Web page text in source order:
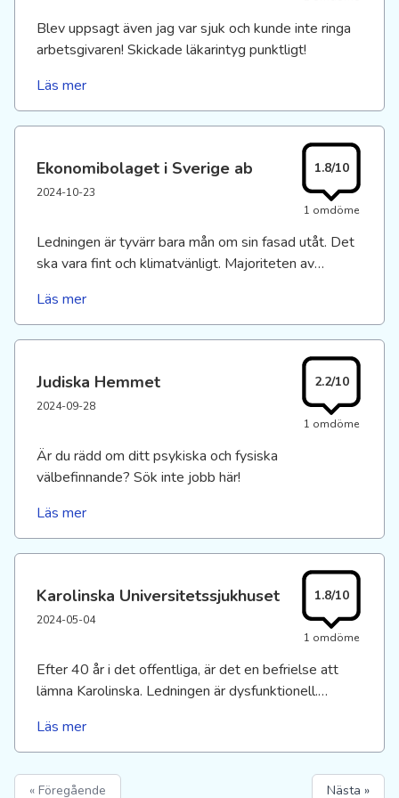
Blev uppsagt även jag var sjuk och kunde inte ringa
arbetsgivaren! Skickade läkarintyg punktligt!
Läs mer
Ekonomibolaget i Sverige ab
2024-10-23
1.8/10
1 omdöme
Ledningen är tyvärr bara mån om sin fasad utåt. Det
ska vara fint och klimatvänligt. Majoriteten av
finns och det snappar ledningen upp. Inte till den
utsattas fördel. 5 receptionister avverkade på 6-7
Läs mer
Judiska Hemmet
2024-09-28
2.2/10
1 omdöme
Är du rädd om ditt psykiska och fysiska
välbefinnande? Sök inte jobb här!
Läs mer
Karolinska Universitetssjukhuset
2024-05-04
1.8/10
1 omdöme
Efter 40 år i det offentliga, är det en befrielse att
lämna Karolinska. Ledningen är dysfunktionell.
enheterna och "Tillsammans är vi Karolinska" är ett
skämt bland oss. Pengar går till konsulter istället för
ge personalvård. Ledningen undviker ansvar för dålig
Läs mer
« Föregående Nästa »